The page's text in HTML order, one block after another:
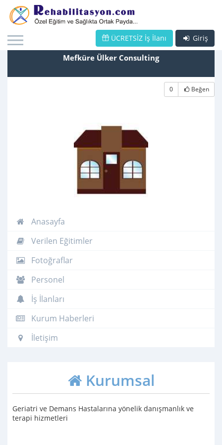
Giriş
ÜCRETSİZ İş İlanı
Mefküre Ülker Consulting
0 Beğen
Anasayfa
Verilen Eğitimler
Fotoğraflar
Personel
İş İlanları
Kurum Haberleri
İletişim
Kurumsal
Geriatri ve Demans Hastalarına yönelik danışmanlık ve
terapi hizmetleri